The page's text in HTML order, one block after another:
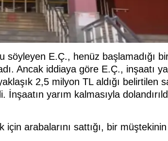
söyleyen E.Ç., henüz başlamadığı
Ancak iddiaya göre E.Ç., inşaatı
2,5 milyon TL aldığı belirtilen
yarım kalmasıyla
için arabalarını sattığı, bir